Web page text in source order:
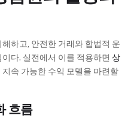
하고, 안전한 거래와 합법적 운
다. 실전에서 이를 적용하면 상
속 가능한 수익 모델을 마련할
흐름